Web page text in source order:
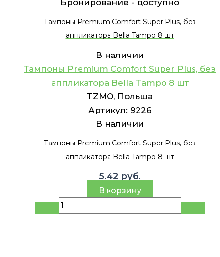
Бронирование - доступно
Тампоны Premium Comfort Super Plus, без
аппликатора Bella Tampo 8 шт
В наличии
Тампоны Premium Comfort Super Plus, без
аппликатора Bella Tampo 8 шт
TZMO, Польша
Артикул: 9226
В наличии
Тампоны Premium Comfort Super Plus, без
аппликатора Bella Tampo 8 шт
5.42 руб.
В корзину